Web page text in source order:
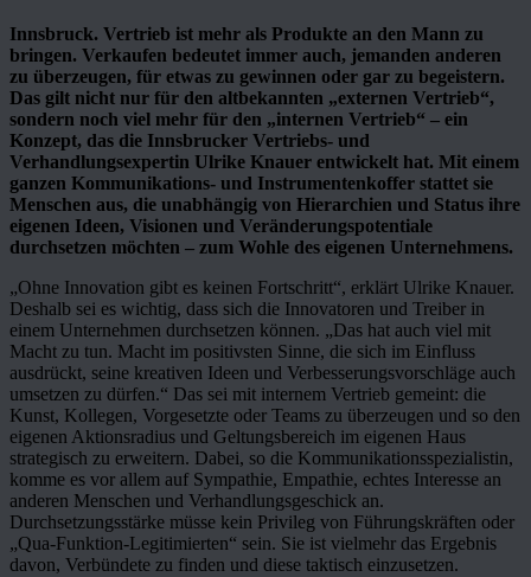
Innsbruck. Vertrieb ist mehr als Produkte an den Mann zu
bringen. Verkaufen bedeutet immer auch, jemanden anderen
zu überzeugen, für etwas zu gewinnen oder gar zu begeistern.
Das gilt nicht nur für den altbekannten „externen Vertrieb“,
sondern noch viel mehr für den „internen Vertrieb“ – ein
Konzept, das die Innsbrucker Vertriebs- und
Verhandlungsexpertin Ulrike Knauer entwickelt hat. Mit einem
ganzen Kommunikations- und Instrumentenkoffer stattet sie
Menschen aus, die unabhängig von Hierarchien und Status ihre
eigenen Ideen, Visionen und Veränderungspotentiale
durchsetzen möchten – zum Wohle des eigenen Unternehmens.
„Ohne Innovation gibt es keinen Fortschritt“, erklärt Ulrike Knauer.
Deshalb sei es wichtig, dass sich die Innovatoren und Treiber in
einem Unternehmen durchsetzen können. „Das hat auch viel mit
Macht zu tun. Macht im positivsten Sinne, die sich im Einfluss
ausdrückt, seine kreativen Ideen und Verbesserungsvorschläge auch
umsetzen zu dürfen.“ Das sei mit internem Vertrieb gemeint: die
Kunst, Kollegen, Vorgesetzte oder Teams zu überzeugen und so den
eigenen Aktionsradius und Geltungsbereich im eigenen Haus
strategisch zu erweitern. Dabei, so die Kommunikationsspezialistin,
komme es vor allem auf Sympathie, Empathie, echtes Interesse an
anderen Menschen und Verhandlungsgeschick an.
Durchsetzungsstärke müsse kein Privileg von Führungskräften oder
„Qua-Funktion-Legitimierten“ sein. Sie ist vielmehr das Ergebnis
davon, Verbündete zu finden und diese taktisch einzusetzen.